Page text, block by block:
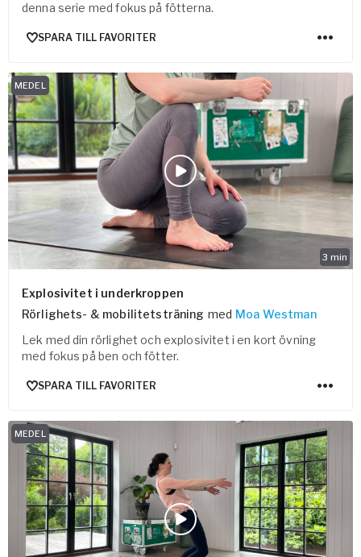
denna serie med fokus på fötterna.
SPARA TILL FAVORITER
3 min
MEDEL
Explosivitet i underkroppen
Rörlighets- & mobilitetsträning med Moa Westman
Lek med din rörlighet och explosivitet i en kort övning
med fokus på ben och fötter.
SPARA TILL FAVORITER
MEDEL